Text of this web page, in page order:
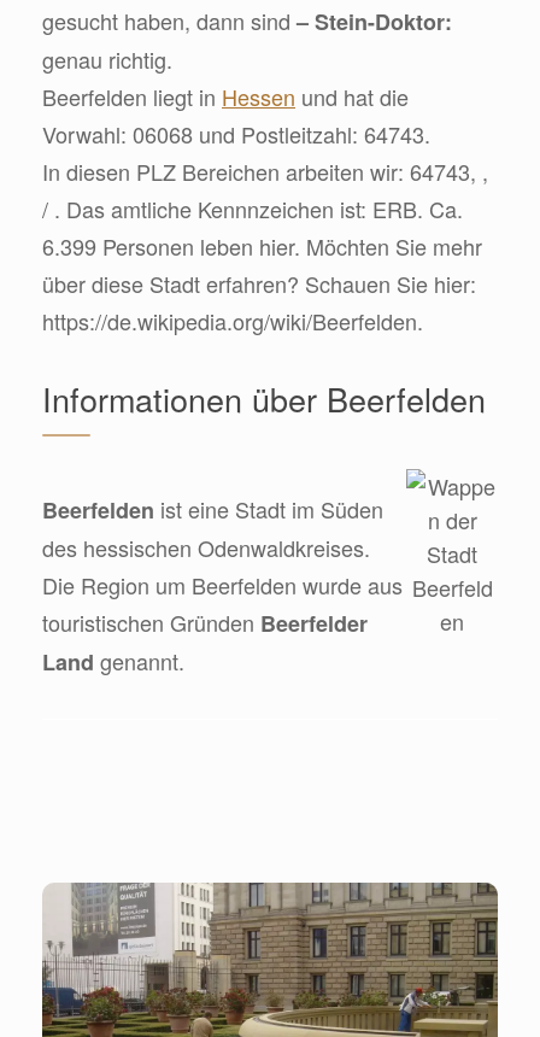
gesucht haben, dann sind– Stein-Doktor:
genau richtig.
Beerfelden liegt in Hessen und hat die
Vorwahl: 06068 und Postleitzahl: 64743.
In diesen PLZ Bereichen arbeiten wir: 64743, ,
/ . Das amtliche Kennnzeichen ist: ERB. Ca.
6.399 Personen leben hier. Möchten Sie mehr
über diese Stadt erfahren? Schauen Sie hier:
https://de.wikipedia.org/wiki/Beerfelden.
Informationen über Beerfelden
Beerfelden ist eine Stadt im Süden
des hessischen Odenwaldkreises.
Die Region um Beerfelden wurde aus
touristischen Gründen Beerfelder
Land genannt.